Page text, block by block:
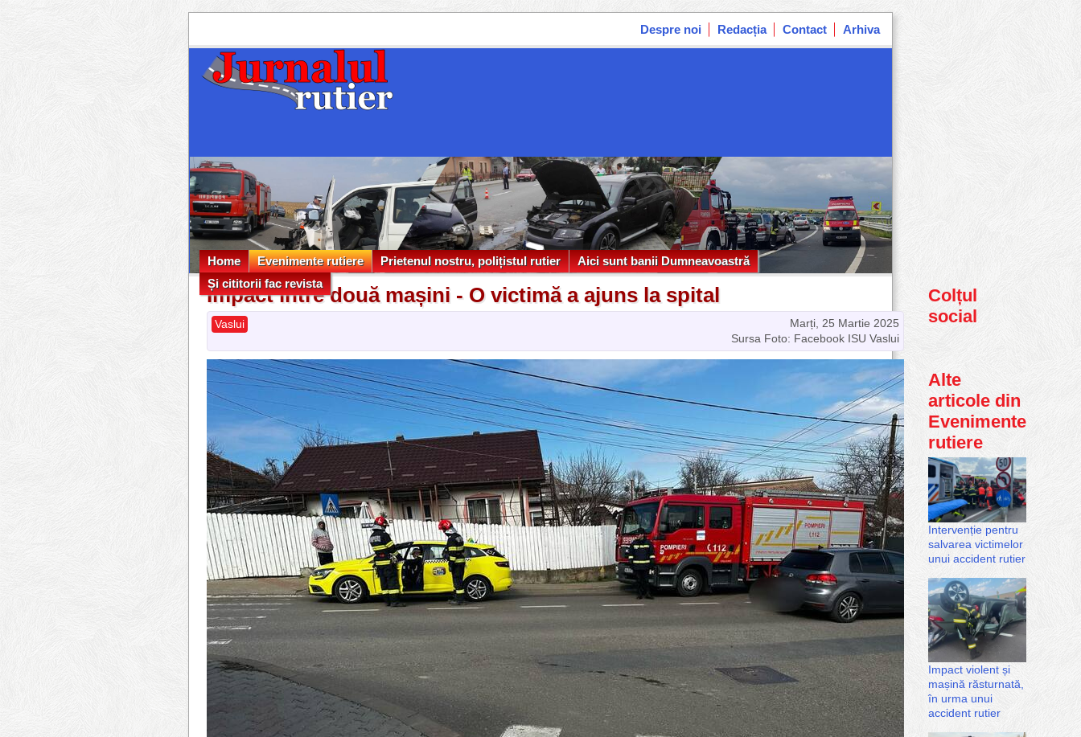
Despre noi Redacția Contact Arhiva
Home Evenimente rutiere
Evenimente rutiere
Prietenul nostru, polițistul rutier
Prietenul nostru, polițistul rutier
Aici sunt banii Dumneavoastră
Și cititorii fac revista
Și cititorii fac revista
Impact între două mașini - O victimă a ajuns la spital
Marți, 25 Martie 2025
Vaslui
Sursa Foto: Facebook ISU Vaslui
Colțul
social
Alte
articole din
Evenimente
rutiere
Intervenție pentru
salvarea victimelor
unui accident rutier
Impact violent și
mașină răsturnată,
în urma unui
accident rutier